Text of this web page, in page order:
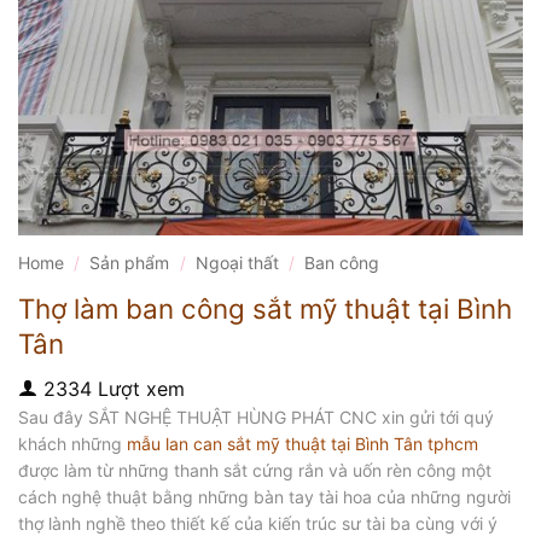
Home / Sản phẩm / Ngoại thất / Ban công
Thợ làm ban công sắt mỹ thuật tại Bình
Tân
2334 Lượt xem
Sau đây SẮT NGHỆ THUẬT HÙNG PHÁT CNC xin gửi tới quý
khách những mẫu lan can sắt mỹ thuật tại Bình Tân tphcm
được làm từ những thanh sắt cứng rắn và uốn rèn công một
cách nghệ thuật bằng những bàn tay tài hoa của những người
thợ lành nghề theo thiết kế của kiến trúc sư tài ba cùng với ý